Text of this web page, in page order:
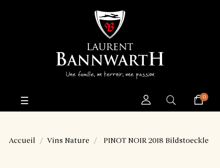
Basculer
la
☰ 0
Accueil Vins Nature PINOT NOIR 2018 Bildstoeckle